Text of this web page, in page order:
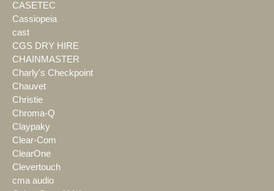
CASETEC
Cassiopeia
cast
CGS DRY HIRE
CHAINMASTER
Charly's Checkpoint
Chauvet
Christie
Chroma-Q
Claypaky
Clear-Com
ClearOne
Clevertouch
cma audio